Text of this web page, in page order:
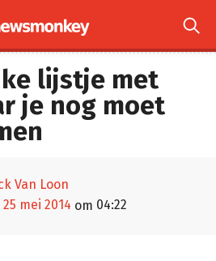

lijstje met
je nog moet
Van Loon
25 mei 2014 om 04:22